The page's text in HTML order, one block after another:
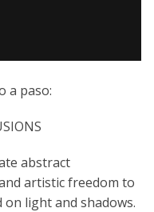
a paso:
abstract
artistic freedom to
on light and shadows.